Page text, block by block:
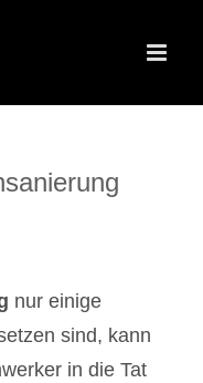
nur einige
sind, kann
in die Tat